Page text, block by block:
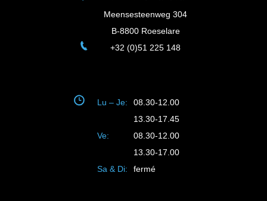
Meensesteenweg 304
B-8800 Roeselare
+32 (0)51 225 148
Lu – Je:
08.30-12.00
13.30-17.45
Ve:
08.30-12.00
13.30-17.00
Sa & Di:
fermé